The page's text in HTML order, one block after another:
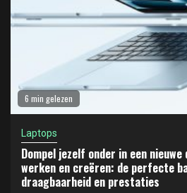
6 min gelezen
Laptops
Dompel jezelf onder in een
werken en creëren: de perfecte
draagbaarheid en prestaties